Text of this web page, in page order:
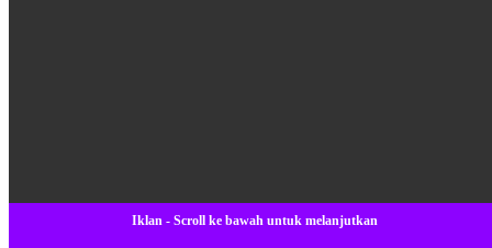
Iklan - Scroll ke bawah untuk melanjutkan